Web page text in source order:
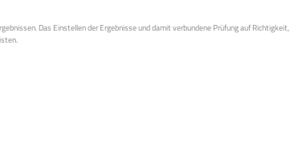
Das Einstellen der Ergebnisse und damit verbundene Prüfung auf Richtigkeit,